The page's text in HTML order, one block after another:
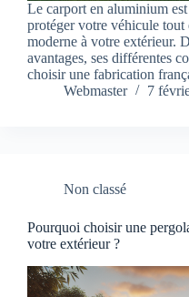
Le carport en aluminium
protéger votre véhicule tout
moderne à votre extérieur.
avantages, ses différentes
choisir une fabrication
Webmaster
7
Non classé
Pourquoi choisir une
votre extérieur ?